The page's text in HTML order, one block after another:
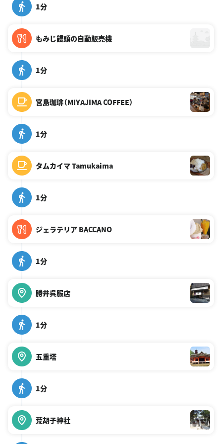
1分
もみじ饅頭の自動販売機
1分
宮島珈琲（MIYAJIMA COFFEE）
1分
タムカイマ Tamukaima
1分
ジェラテリア BACCANO
1分
勝井呉服店
1分
五重塔
1分
荒胡子神社